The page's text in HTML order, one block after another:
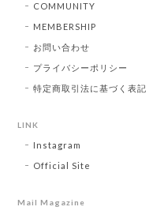
COMMUNITY
MEMBERSHIP
お問い合わせ
プライバシーポリシー
特定商取引法に基づく表記
LINK
Instagram
Official Site
Mail Magazine